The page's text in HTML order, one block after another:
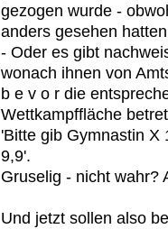
gezogen wurde -
anders gesehen
- Oder es gibt
wonach ihnen von
b e v o r die
Wettkampffläche
'Bitte gib Gymnastin X
9,9'.
Gruselig - nicht wahr?
Und jetzt sollen also